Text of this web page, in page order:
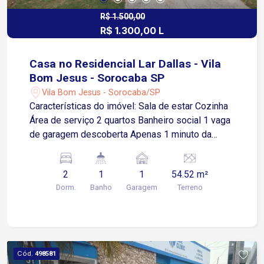
R$ 1.500,00
R$ 1.300,00 L
Casa no Residencial Lar Dallas - Vila
Bom Jesus - Sorocaba SP
Vila Bom Jesus - Sorocaba/SP
Características do imóvel: Sala de estar Cozinha
Área de serviço 2 quartos Banheiro social 1 vaga
de garagem descoberta Apenas 1 minuto da
do Ipatinga Cerca de 10 minutos da Avenida
Vinícius de Moraes A região conta ainda com
com: Piscina Playground Portaria Casa em
condomínio residencial, com ambientes práticos
2
Dorm.
1
Banho
1
Garagem
54.52 m²
Terreno
Cód. 498581